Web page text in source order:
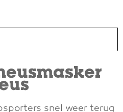
snel weer terug